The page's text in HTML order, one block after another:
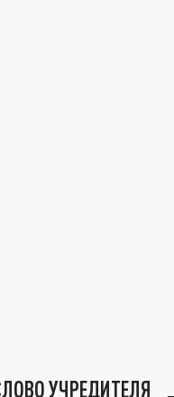
УЧРЕДИТЕЛЯ